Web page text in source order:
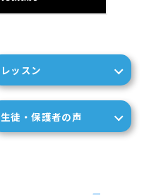
レッスン
生徒・保護者の声